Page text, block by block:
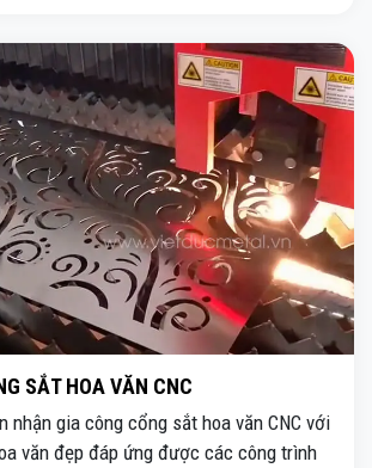
SẮT HOA VĂN CNC
nhận gia công cổng sắt hoa văn CNC với
văn đẹp đáp ứng được các công trình